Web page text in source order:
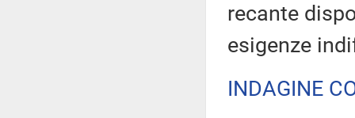
recante
esigenze
INDAGINE